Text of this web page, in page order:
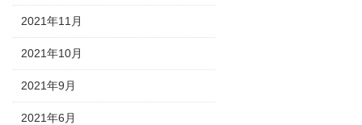
2021年11月
2021年10月
2021年9月
2021年6月